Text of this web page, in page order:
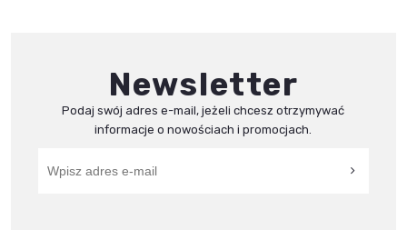
Newsletter
Podaj swój adres e-mail, jeżeli chcesz otrzymywać
informacje o nowościach i promocjach.